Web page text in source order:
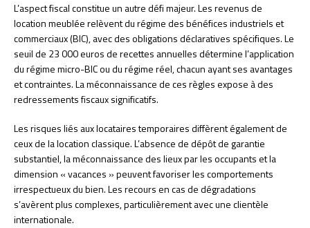
L’aspect fiscal constitue un autre défi majeur. Les revenus de
location meublée relèvent du régime des bénéfices industriels et
commerciaux (BIC), avec des obligations déclaratives spécifiques. Le
seuil de 23 000 euros de recettes annuelles détermine l’application
du régime micro-BIC ou du régime réel, chacun ayant ses avantages
et contraintes. La méconnaissance de ces règles expose à des
redressements fiscaux significatifs.
Les risques liés aux locataires temporaires diffèrent également de
ceux de la location classique. L’absence de dépôt de garantie
substantiel, la méconnaissance des lieux par les occupants et la
dimension « vacances » peuvent favoriser les comportements
irrespectueux du bien. Les recours en cas de dégradations
s’avèrent plus complexes, particulièrement avec une clientèle
internationale.